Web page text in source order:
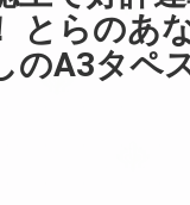
とらのあ
のA3タペ